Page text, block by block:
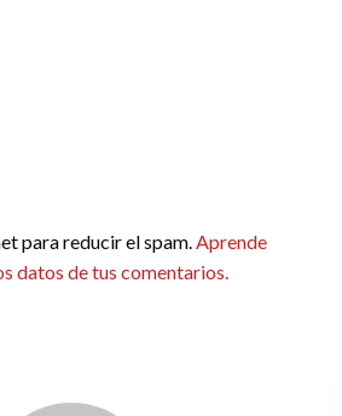
para reducir el spam.Aprende
datos de tus comentarios.